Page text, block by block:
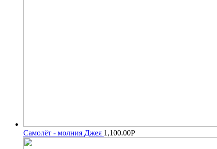
Самолёт - молния Джея 1,100.00Р